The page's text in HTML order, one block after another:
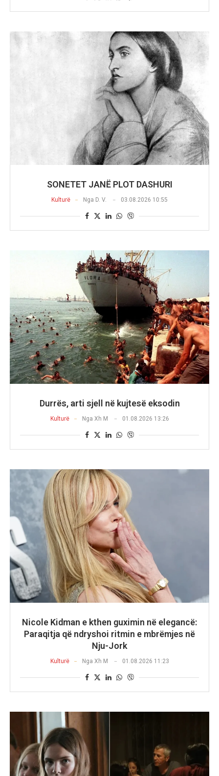
SONETET JANË PLOT DASHURI
Kulturë Nga D. V. 03.08.2026 10:55
Durrës, arti sjell në kujtesë eksodin
Kulturë Nga Xh M 01.08.2026 13:26
Nicole Kidman e kthen guximin në elegancë:
Paraqitja që ndryshoi ritmin e mbrëmjes në
Nju-Jork
Kulturë Nga Xh M 01.08.2026 11:23